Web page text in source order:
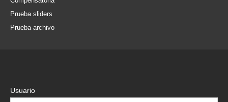
Prueba sliders
Prueba archivo
Usuario